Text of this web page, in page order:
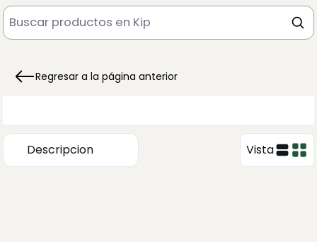
Regresar a la página anterior
Descripcion Vista